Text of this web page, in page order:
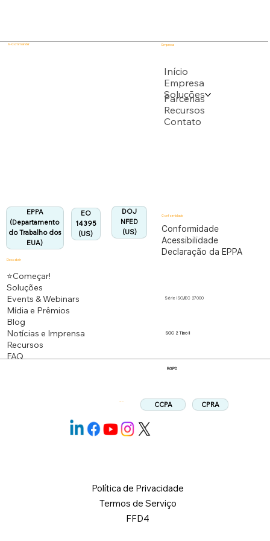
E-Commander
EO
14395
(US)
EPPA
(Departamento
do Trabalho dos
EUA)
DOJ
NFED
(US)
Início
Empresa
Soluções
Parcerias
Recursos
Contato
Empresa
Descobrir
⭐Começar!
Soluções
Events & Webinars
Mídia e Prêmios
Blog
Notícias e Imprensa
Recursos
FAQ
Conformidade
Conformidade
Acessibilidade
Declaração da EPPA
Série ISO/IEC 27000
Política de Privacidade
Termos de Serviço
FFD4
SOC 2 Tipo II
RGPD
CCPA CPRA